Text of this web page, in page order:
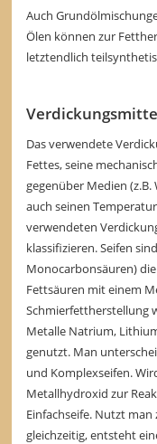
Auch
Ölen können zur
letztendlich
Das verwendete
Fettes, seine
gegenüber Medien
auch seinen
verwendeten
klassifizieren. Seifen
Monocarbonsäuren)
Fettsäuren mit einem
Schmierfettherstellung
Metalle Natrium,
genutzt. Man
und Komplexseifen.
Metallhydroxid zur
Einfachseife. Nutzt
gleichzeitig, entsteht